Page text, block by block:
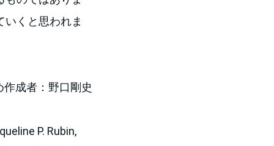
いくと思われま
作成者：野口剛史
P. Rubin,